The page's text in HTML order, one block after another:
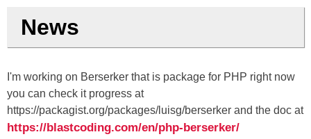
News
I'm working on Berserker that is package for PHP right now
you can check it progress at
https://packagist.org/packages/luisg/berserker and the doc at
https://blastcoding.com/en/php-berserker/